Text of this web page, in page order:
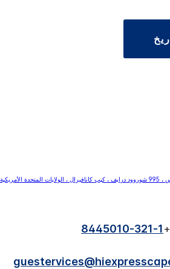
+
1-321-8445010